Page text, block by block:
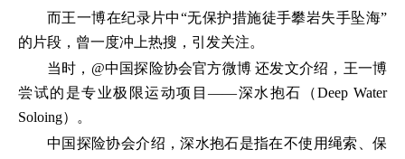
而王一博在纪录片中“无保护措施徒手攀岩失手坠海”
的片段，曾一度冲上热搜，引发关注。
当时，@中国探险协会官方微博 还发文介绍，王一博
尝试的是专业极限运动项目——深水抱石（Deep Water
Soloing）。
中国探险协会介绍，深水抱石是指在不使用绳索、保